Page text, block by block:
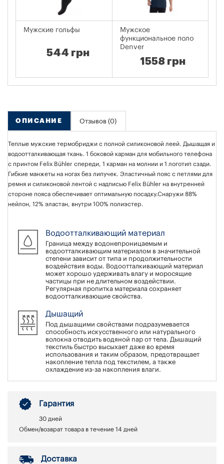
Мужские гольфы
544 грн
Мужское
функциональное поло
Denver
1558 грн
ОПИСАНИЕ Отзывов (0)
Теплые мужские термобриджи с полной силиконовой леей. Дышащая и
водоотталкивающая ткань. 1 боковой карман для мобильного телефона
с принтом Felix Bühler спереди, 1 карман на молнии и 1 логотип сзади.
Гибкие манжеты на ногах без липучек. Эластичный пояс с петлями для
ремня и силиконовой лентой с надписью Felix Bühler на внутренней
стороне пояса обеспечивает оптимальную посадку.Снаружи 88%
нейлон, 12% эластан, внутри 100% полиэстер.
Водоотталкивающий материал
Граница между водонепроницаемым и
водоотталкивающим материалом в значительной
степени зависит от типа и продолжительности
воздействия воды. Водоотталкивающий материал
может хорошо удерживать влагу и моросящие
частицы при не длительном воздействии.
Регулярная пропитка материала сохраняет
водоотталкивающие свойства.
Дышащий
Под дышащими свойствами подразумевается
способность искусственного или натурального
волокна отводить водяной пар от тела. Дышащий
текстиль быстро высыхает даже во время
использования и таким образом, предотвращает
накопление тепла под текстилем, а также
охлаждение из-за накопления влаги.
Гарантия
30 дней
Обмен/возврат товара в течение 14 дней
Доставка